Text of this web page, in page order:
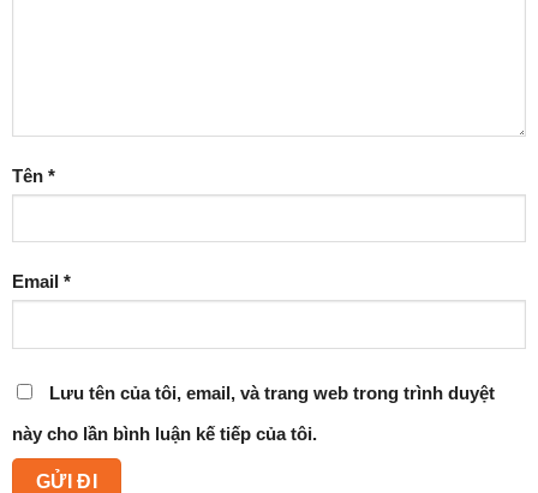
Tên *
Email *
Lưu tên của tôi, email, và trang web trong trình duyệt
này cho lần bình luận kế tiếp của tôi.